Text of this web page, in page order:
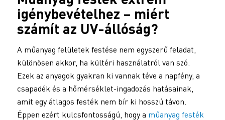
igénybevételhez – miért
számít az UV-állóság?
A műanyag felületek festése nem egyszerű feladat,
különösen akkor, ha kültéri használatról van szó.
Ezek az anyagok gyakran ki vannak téve a napfény, a
csapadék és a hőmérséklet-ingadozás hatásainak,
amit egy átlagos festék nem bír ki hosszú távon.
Éppen ezért kulcsfontosságú, hogy a műanyag festék